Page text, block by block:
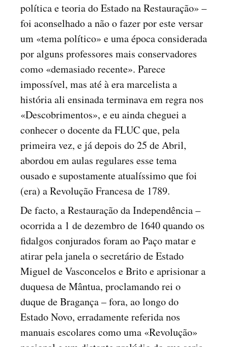
política e teoria do Estado na Restauração» –
foi aconselhado a não o fazer por este versar
um «tema político» e uma época considerada
por alguns professores mais conservadores
como «demasiado recente». Parece
impossível, mas até à era marcelista a
história ali ensinada terminava em regra nos
«Descobrimentos», e eu ainda cheguei a
conhecer o docente da FLUC que, pela
primeira vez, e já depois do 25 de Abril,
abordou em aulas regulares esse tema
ousado e supostamente atualíssimo que foi
(era) a Revolução Francesa de 1789.
De facto, a Restauração da Independência –
ocorrida a 1 de dezembro de 1640 quando os
fidalgos conjurados foram ao Paço matar e
atirar pela janela o secretário de Estado
Miguel de Vasconcelos e Brito e aprisionar a
duquesa de Mântua, proclamando rei o
duque de Bragança – fora, ao longo do
Estado Novo, erradamente referida nos
manuais escolares como uma «Revolução»